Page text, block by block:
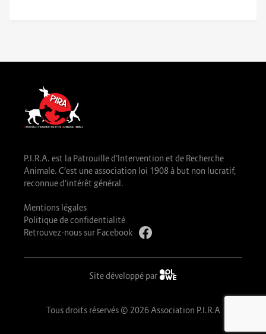
P.I.R.A. est la Patrouille d’Intervention et de Recherche
Animale. C’est une association loi 1908 à but non lucratif,
reconnue d’intérêt général.
Mentions légales
Politique de confidentialité
Retrouvez-nous sur Facebook
Site développé par
Tous droits réservés © 2026 Association P.I.R.A